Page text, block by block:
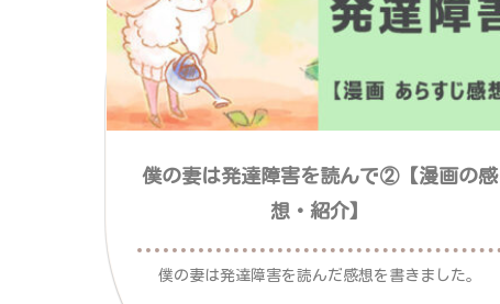
僕の妻は発達障害を読んで②【漫画の感
想・紹介】
僕の妻は発達障害を読んだ感想を書きました。